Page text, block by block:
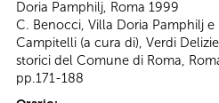
Doria Pamphilj, Roma 1999
C. Benocci, Villa Doria Pamphilj e
Campitelli (a cura di), Verdi
storici del Comune di Roma,
pp.171-188